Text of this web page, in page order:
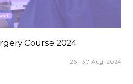
Course 2024
26 - 30 Aug, 2024